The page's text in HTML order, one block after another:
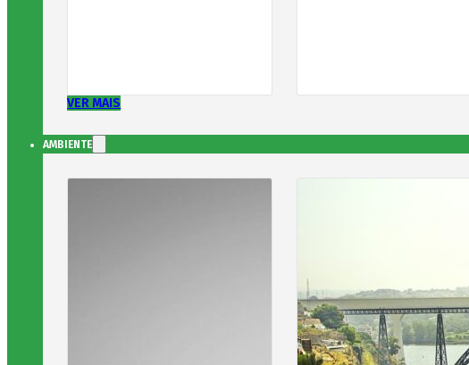
VER MAIS
AMBIENTE